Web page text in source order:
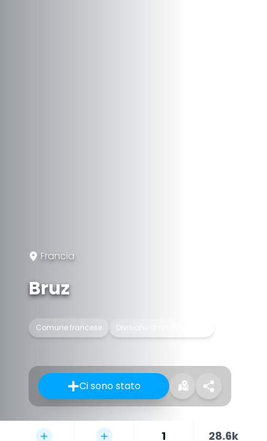
Francia
Bruz
Comune francese Divisione amministrativa
Ci sono stato
1 28.6k